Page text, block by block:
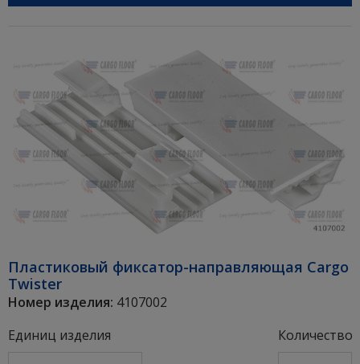
Пластиковый фиксатор-направляющая Cargo
Twister
Номер изделия: 4107002
Единиц изделия
Количество